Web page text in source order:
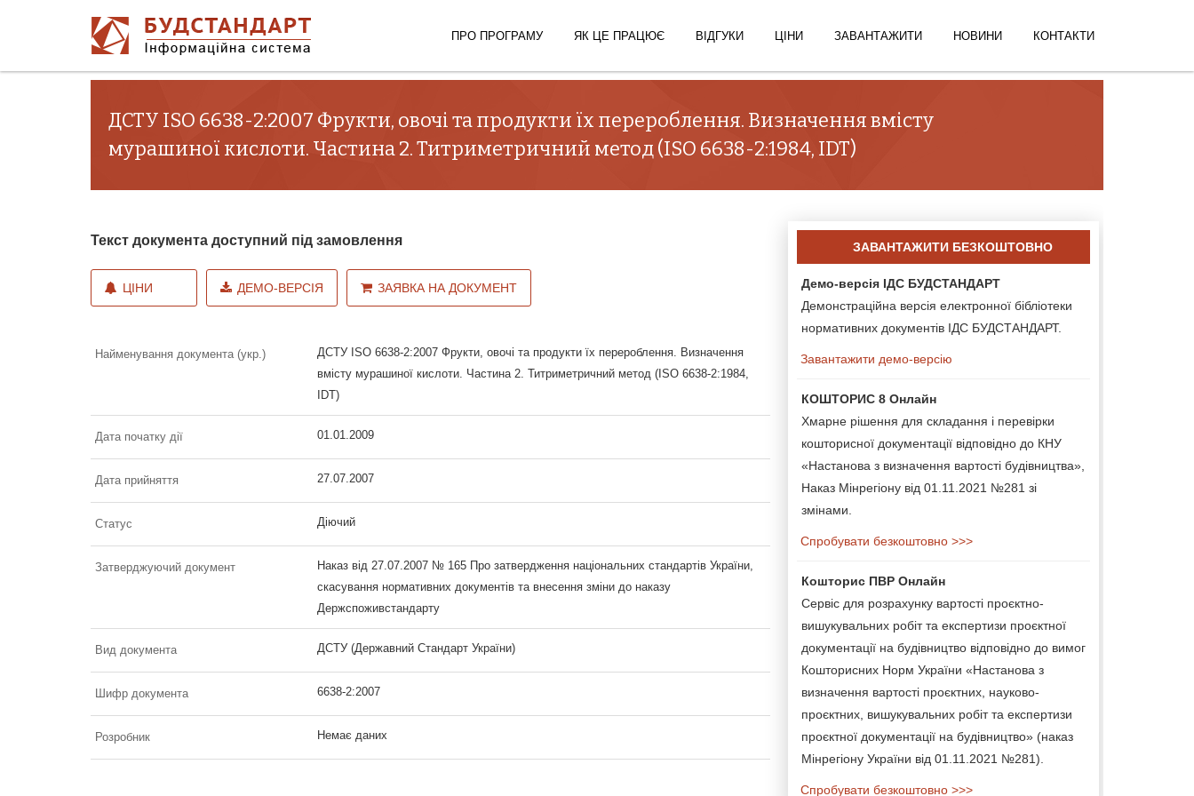
ПРО ПРОГРАМУ ЯК ЦЕ ПРАЦЮЄ ВІДГУКИ ЦІНИ ЗАВАНТАЖИТИ НОВИНИ КОНТАКТИ
ДСТУ ISO 6638-2:2007 Фрукти, овочі та продукти їх перероблення. Визначення вмісту
мурашиної кислоти. Частина 2. Титриметричний метод (ISO 6638-2:1984, IDT)
Текст документа доступний під замовлення
ЦІНИ ДЕМО-ВЕРСІЯ ЗАЯВКА НА ДОКУМЕНТ
Найменування документа (укр.)
ДСТУ ISO 6638-2:2007 Фрукти, овочі та продукти їх перероблення. Визначення
вмісту мурашиної кислоти. Частина 2. Титриметричний метод (ISO 6638-2:1984,
IDT)
Дата початку дії 01.01.2009
Дата прийняття 27.07.2007
Статус Діючий
Затверджуючий документ
Наказ від 27.07.2007 № 165 Про затвердження національних стандартів України,
скасування нормативних документів та внесення зміни до наказу
Держспоживстандарту
Вид документа ДСТУ (Державний Стандарт України)
Шифр документа 6638-2:2007
Розробник Немає даних
ЗАВАНТАЖИТИ БЕЗКОШТОВНО
Демо-версія ІДС БУДСТАНДАРТ
Демонстраційна версія електронної бібліотеки
нормативних документів ІДС БУДСТАНДАРТ.
Завантажити демо-версію
КОШТОРИС 8 Онлайн
Хмарне рішення для складання і перевірки
кошторисної документації відповідно до КНУ
«Настанова з визначення вартості будівництва»,
Наказ Мінрегіону від 01.11.2021 №281 зі
змінами.
Спробувати безкоштовно >>>
Кошторис ПВР Онлайн
Сервіс для розрахунку вартості проєктно-
вишукувальних робіт та експертизи проєктної
документації на будівництво відповідно до вимог
Кошторисних Норм України «Настанова з
визначення вартості проєктних, науково-
проєктних, вишукувальних робіт та експертизи
проєктної документації на будівництво» (наказ
Мінрегіону України від 01.11.2021 №281).
Спробувати безкоштовно >>>